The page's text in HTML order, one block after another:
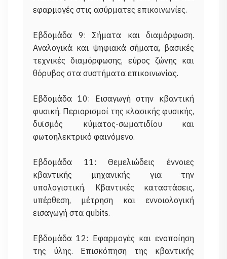
εφαρμογές στις ασύρματες επικοινωνίες.
Εβδομάδα 9: Σήματα και διαμόρφωση.
Αναλογικά και ψηφιακά σήματα, βασικές
τεχνικές διαμόρφωσης, εύρος ζώνης και
θόρυβος στα συστήματα επικοινωνίας.
Εβδομάδα 10: Εισαγωγή στην κβαντική
φυσική. Περιορισμοί της κλασικής φυσικής,
δυϊσμός κύματος-σωματιδίου και
φωτοηλεκτρικό φαινόμενο.
Εβδομάδα 11: Θεμελιώδεις έννοιες
κβαντικής μηχανικής για την
υπολογιστική. Κβαντικές καταστάσεις,
υπέρθεση, μέτρηση και εννοιολογική
εισαγωγή στα qubits.
Εβδομάδα 12: Εφαρμογές και ενοποίηση
της ύλης. Επισκόπηση της κβαντικής